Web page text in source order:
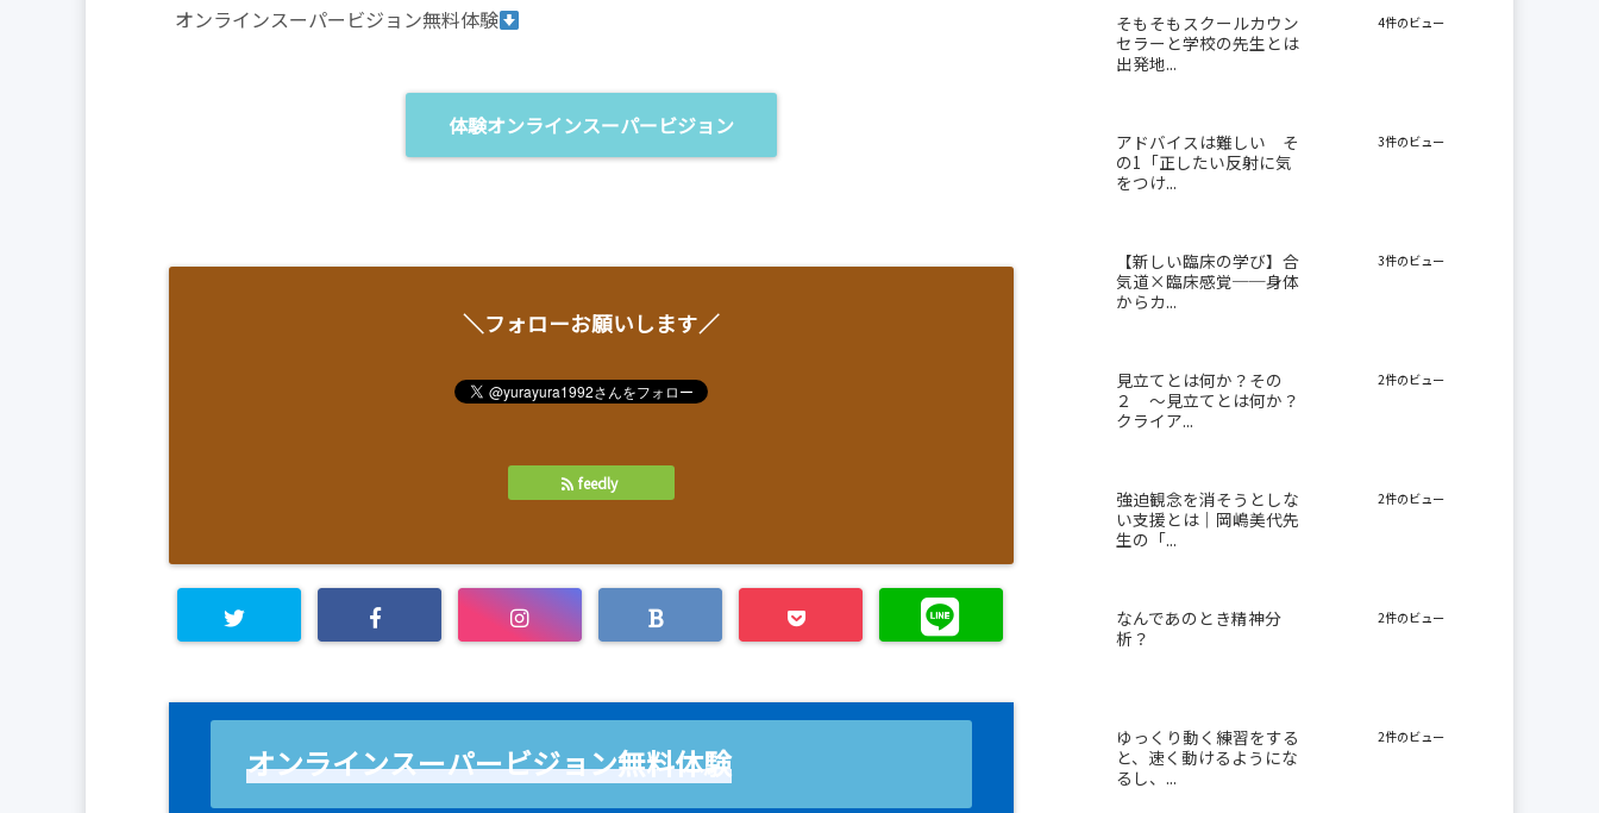
オンラインスーパービジョン無料体験
体験オンラインスーパービジョン
＼フォローお願いします／
feedly
オンラインスーパービジョン無料体験
そもそもスクールカウン
セラーと学校の先生とは
出発地...
4件のビュー
アドバイスは難しい そ
の1「正したい反射に気
をつけ...
3件のビュー
【新しい臨床の学び】合
気道×臨床感覚──身体
からカ...
3件のビュー
見立てとは何か？その
２ 〜見立てとは何か？
クライア...
2件のビュー
強迫観念を消そうとしな
い支援とは｜岡嶋美代先
生の「...
2件のビュー
なんであのとき精神分
析？
2件のビュー
ゆっくり動く練習をする
と、速く動けるようにな
るし、...
2件のビュー